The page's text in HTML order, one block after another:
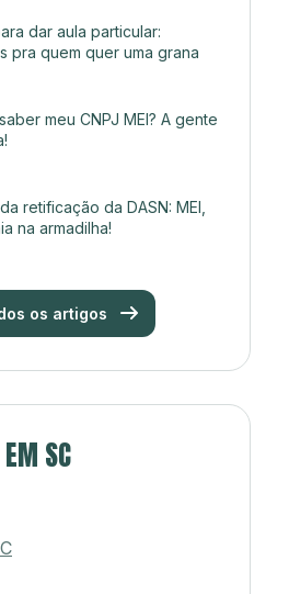
dar aula particular:
pra quem quer uma grana
meu CNPJ MEI? A gente
retificação da DASN: MEI,
na armadilha!
os artigos
EM SC